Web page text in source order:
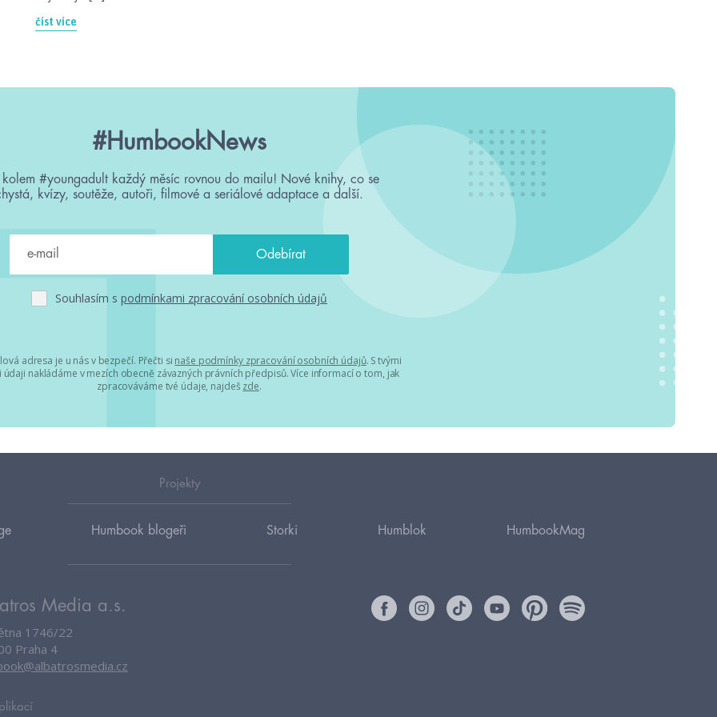
číst více
#HumbookNews
kolem #youngadult každý měsíc rovnou do mailu! Nové knihy, co se
kvízy, soutěže, autoři, filmové a seriálové adaptace a další.
Souhlasím s podmínkami zpracování osobních údajů
adresa je u nás v bezpečí. Přečti si naše podmínky zpracování osobních údajů. S tvými
nakládáme v mezích obecně závazných právních předpisů. Více informací o tom, jak
zpracováváme tvé údaje, najdeš zde.
Projekty
Humbook blogeři Storki Humblok HumbookMag
Media a.s.
1746/22
Praha 4